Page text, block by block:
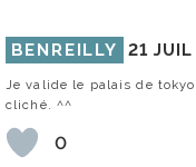
BENREILLY 21
Je valide le palais de
cliché. ^^
0